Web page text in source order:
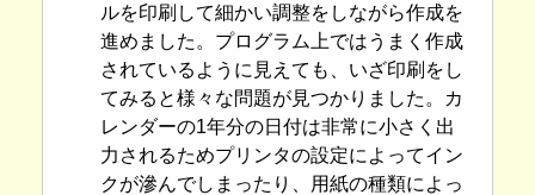
ルを印刷して細かい調整をしながら作成を
進めました。プログラム上ではうまく作成
されているように見えても、いざ印刷をし
てみると様々な問題が見つかりました。カ
レンダーの1年分の日付は非常に小さく出
力されるためプリンタの設定によってイン
クが滲んでしまったり、用紙の種類によっ